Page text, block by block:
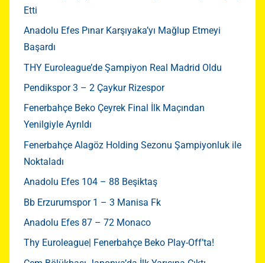
Etti
Anadolu Efes Pınar Karşıyaka’yı Mağlup Etmeyi
Başardı
THY Euroleague’de Şampiyon Real Madrid Oldu
Pendikspor 3 – 2 Çaykur Rizespor
Fenerbahçe Beko Çeyrek Final İlk Maçından
Yenilgiyle Ayrıldı
Fenerbahçe Alagöz Holding Sezonu Şampiyonluk ile
Noktaladı
Anadolu Efes 104 – 88 Beşiktaş
Bb Erzurumspor 1 – 3 Manisa Fk
Anadolu Efes 87 – 72 Monaco
Thy Euroleague| Fenerbahçe Beko Play-Off’ta!